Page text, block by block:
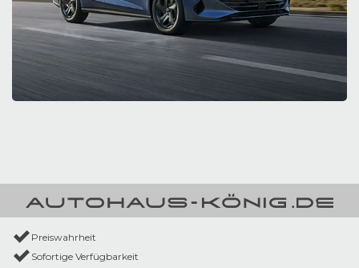
Preiswahrheit
Sofortige Verfügbarkeit